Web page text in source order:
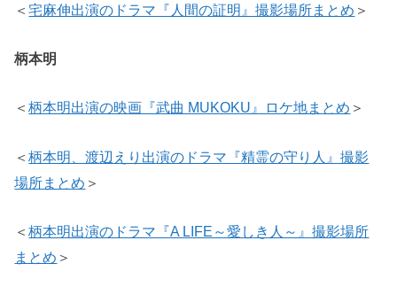
＜宅麻伸出演のドラマ『人間の証明』撮影場所まとめ ＞
柄本明
＜柄本明出演の映画『武曲 MUKOKU』ロケ地まとめ ＞
＜柄本明、渡辺えり出演のドラマ『精霊の守り人』撮影
場所まとめ ＞
＜柄本明出演のドラマ『A LIFE～愛しき人～』撮影場所
まとめ ＞